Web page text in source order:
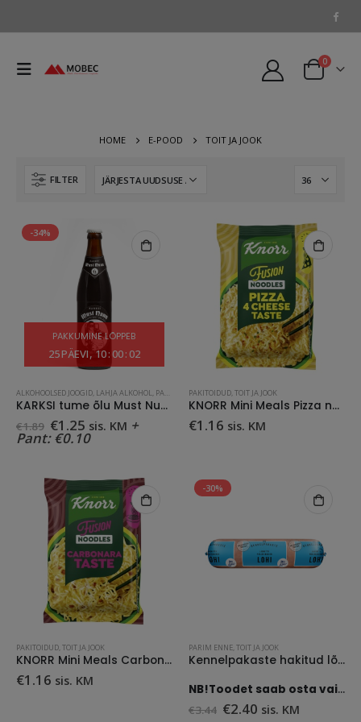
0
HOME E-POOD TOIT JA JOOK
FILTER
-34%
PAKKUMINE LÕPPEB
25PÄEVI 10: 00: 01
ALKOHOOLSED JOOGID, LAHJA ALKOHOL, PARIM ENNE ,TOIT JA JOOK
KARKSI tume õlu Must Nunn 6% vol 0,5L SOODUS! Parim enne: 18.08.26
€1.89 Algne
hind
oli:
€1.25Praegune
hind
on:
sis. KM +
Pant:€0.10
PAKITOIDUD,TOIT JA JOOK
KNORR Mini Meals Pizza nuudlid
€1.16 sis. KM
PAKITOIDUD,TOIT JA JOOK
KNORR Mini Meals Carbonara nuudlid
€1.16 sis. KM
-30%
PARIM ENNE,TOIT JA JOOK
Kennelpakaste hakitud lõhe/forell 500g
NB!Toodet saab osta vaid ise järgi tulles.
€3.44 Algne
€2.40Praegune
sis. KM